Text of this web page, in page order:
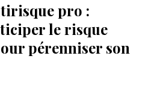
pro :
le risque
pérenniser son